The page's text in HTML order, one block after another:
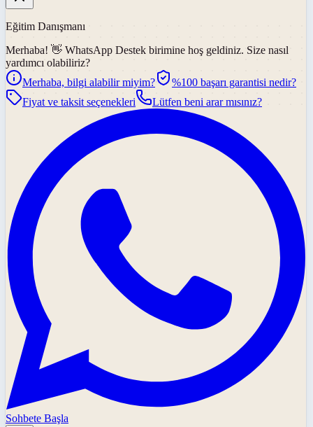
Eğitim Danışmanı
Merhaba! 👋 WhatsApp Destek birimine hoş geldiniz. Size nasıl
yardımcı olabiliriz?
Merhaba, bilgi alabilir miyim?
%100 başarı garantisi nedir?
Fiyat ve taksit seçenekleri
Lütfen beni arar mısınız?
Sohbete Başla